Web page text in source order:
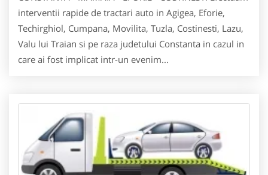
interventii rapide de tractari auto in Agigea, Eforie,
Techirghiol, Cumpana, Movilita, Tuzla, Costinesti, Lazu,
Valu lui Traian si pe raza judetului Constanta in cazul in
care ai fost implicat intr-un evenim...